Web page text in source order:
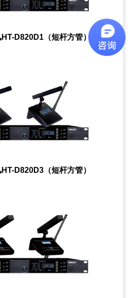
D820D1（短杆方管）
D820D3（短杆方管）